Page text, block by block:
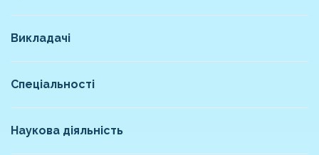
Викладачі
Спеціальності
Наукова діяльність